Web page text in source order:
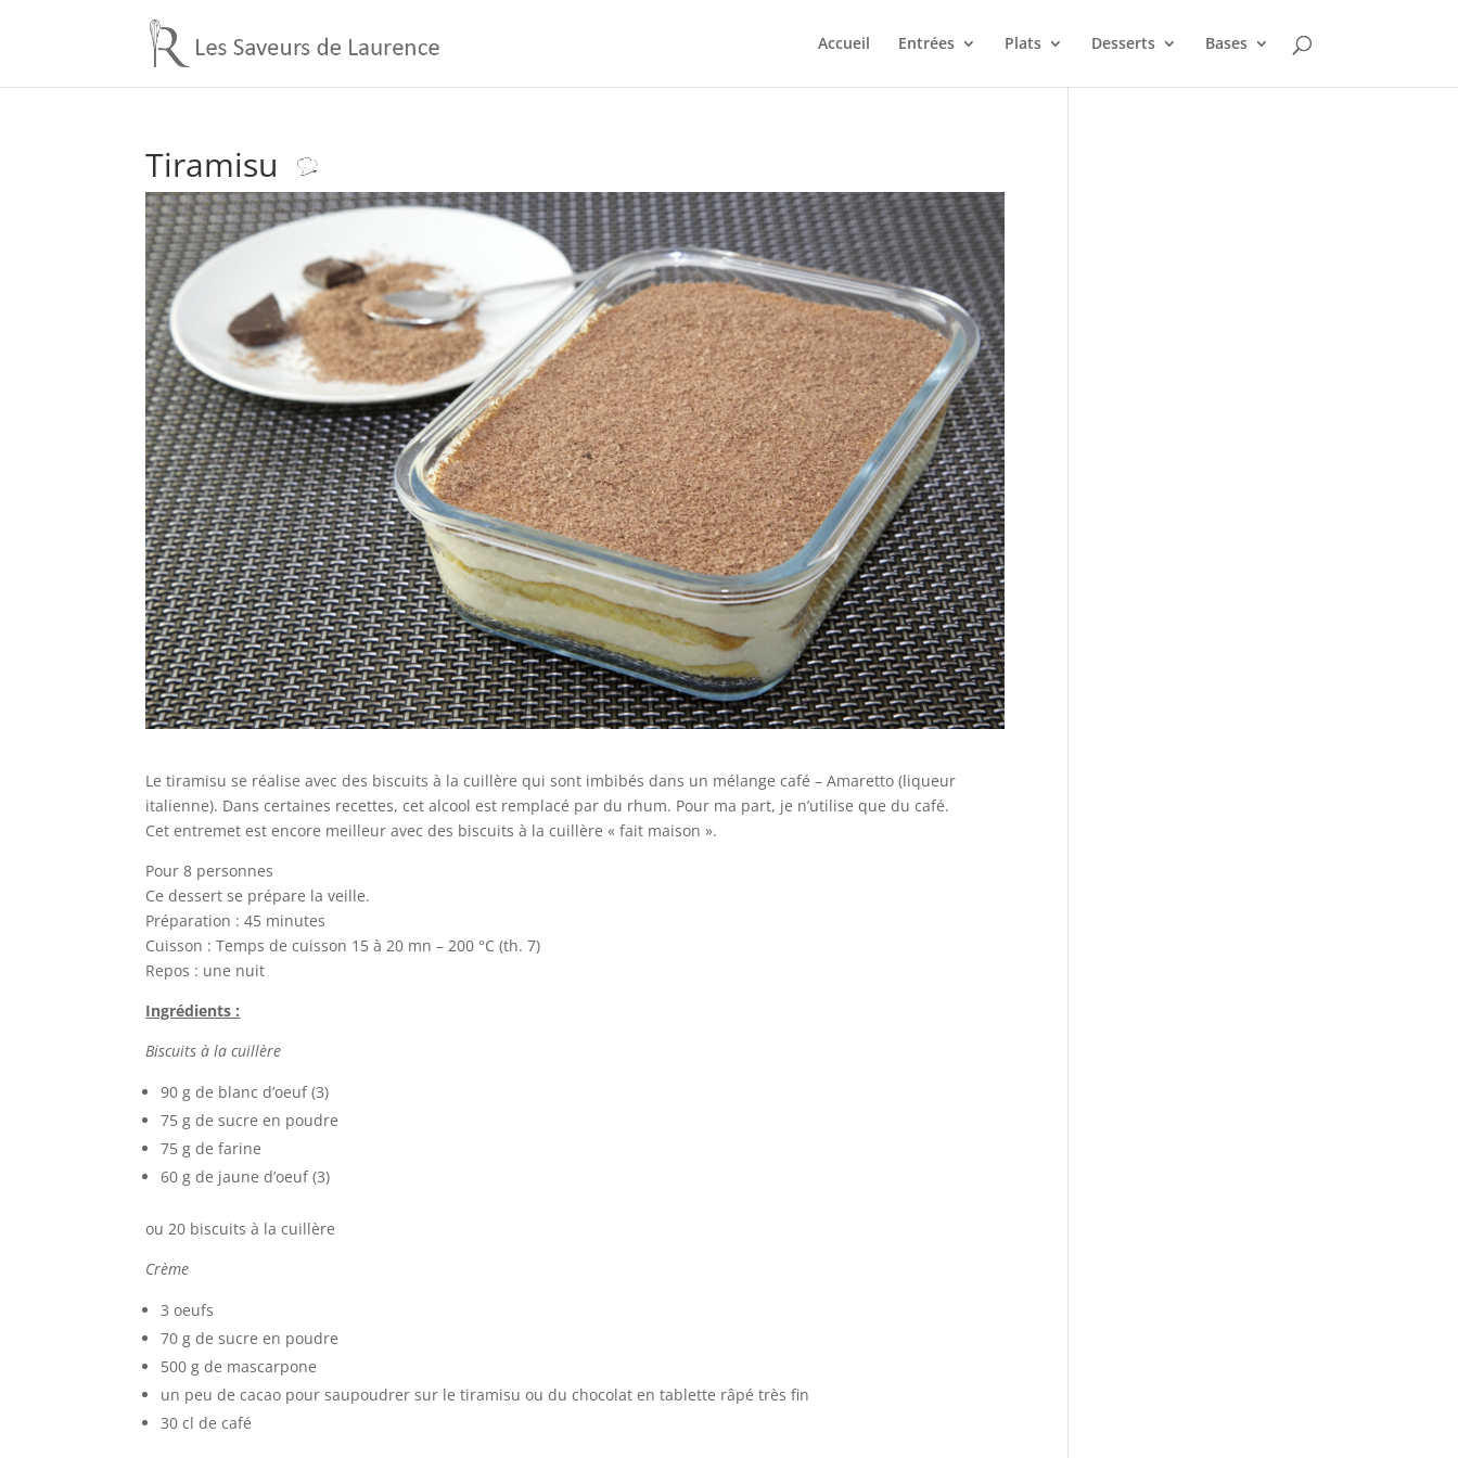
Accueil Entrées Plats Desserts Bases
Tiramisu
Le tiramisu se réalise avec des biscuits à la cuillère qui sont imbibés dans un mélange café – Amaretto (liqueur
italienne). Dans certaines recettes, cet alcool est remplacé par du rhum. Pour ma part, je n’utilise que du café.
Cet entremet est encore meilleur avec des biscuits à la cuillère « fait maison ».
Pour 8 personnes
Ce dessert se prépare la veille.
Préparation : 45 minutes
Cuisson : Temps de cuisson 15 à 20 mn – 200 °C (th. 7)
Repos : une nuit
Ingrédients :
Biscuits à la cuillère
90 g de blanc d’oeuf (3)
75 g de sucre en poudre
75 g de farine
60 g de jaune d’oeuf (3)
ou 20 biscuits à la cuillère
Crème
3 oeufs
70 g de sucre en poudre
500 g de mascarpone
un peu de cacao pour saupoudrer sur le tiramisu ou du chocolat en tablette râpé très fin
30 cl de café